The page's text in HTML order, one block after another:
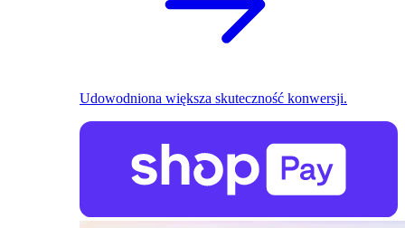
Udowodniona większa skuteczność konwersji.